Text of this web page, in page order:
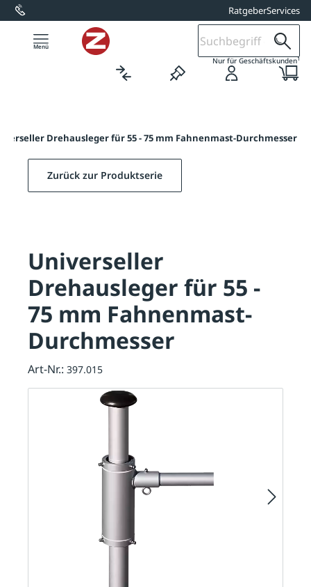
springen RatgeberServices
Nur für Geschäftskunden1
Drehausleger für 55 - 75 mm Fahnenmast-Durchmesser
Zurück zur Produktserie
Universeller
Drehausleger für 55 -
75 mm Fahnenmast-
Durchmesser
Art-Nr.: 397.015